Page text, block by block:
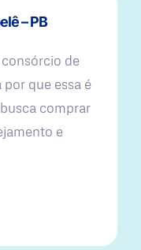
– PB
de
por que essa é
comprar
e